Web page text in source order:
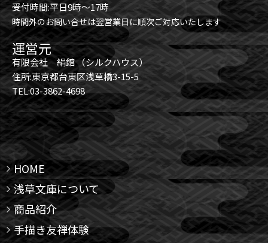
受付時間:平日9時～17時
時間外のお問い合せは翌営業日に順次ご対応いたします
運営元
有限会社 絹館 （シルクハウス）
住所:東京都台東区浅草橋3-15-5
TEL:03-3862-4698
HOME
浅草文庫について
商品紹介
手描き友禅体験